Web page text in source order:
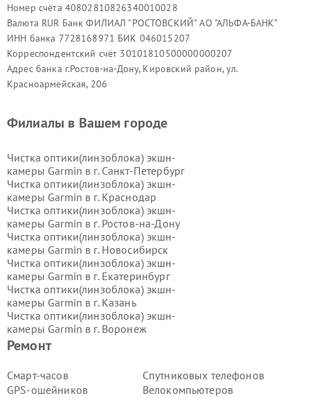
Номер счёта 40802810826340010028
Валюта RUR Банк ФИЛИАЛ "РОСТОВСКИЙ" АО "АЛЬФА-БАНК"
ИНН банка 7728168971 БИК 046015207
Корреспондентский счёт 30101810500000000207
Адрес банка г.Ростов-на-Дону, Кировский район, ул.
Красноармейская, 206
Ремонт
Смарт-часов
GPS-ошейников
Спутниковых телефонов
Велокомпьютеров
Филиалы в Вашем городе
Чистка оптики(линзоблока) экшн-
камеры Garmin в г. Санкт-Петербург
Чистка оптики(линзоблока) экшн-
камеры Garmin в г. Краснодар
Чистка оптики(линзоблока) экшн-
камеры Garmin в г. Ростов-на-Дону
Чистка оптики(линзоблока) экшн-
камеры Garmin в г. Новосибирск
Чистка оптики(линзоблока) экшн-
камеры Garmin в г. Екатеринбург
Чистка оптики(линзоблока) экшн-
камеры Garmin в г. Казань
Чистка оптики(линзоблока) экшн-
камеры Garmin в г. Воронеж
Чистка оптики(линзоблока) экшн-
камеры Garmin в г.
камеры Garmin в г.
Чистка оптики(линзоблока) экшн-